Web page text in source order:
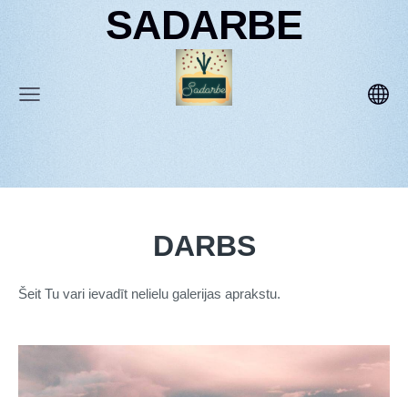
SADARBE
DARBS
Šeit Tu vari ievadīt nelielu galerijas aprakstu.